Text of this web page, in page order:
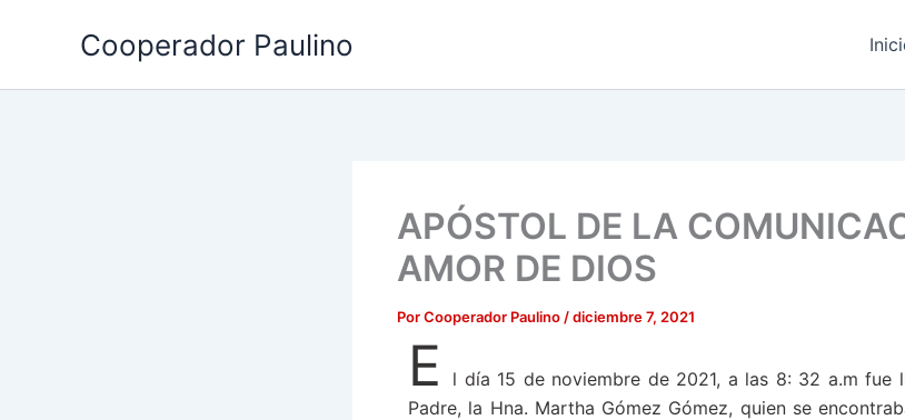
Cooperador Paulino
APÓSTOL DE LA
AMOR DE DIOS
PorCooperador Paulino /diciembre 7, 2021
E
l día 15 de noviembre de 2021, a las 8: 32 a.m fue
Padre, la Hna. Martha Gómez Gómez, quien se